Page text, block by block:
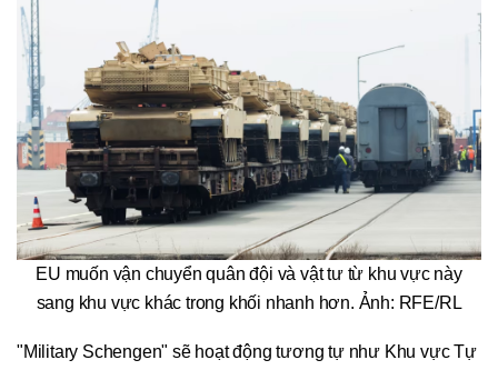
EU muốn vận chuyển quân đội và vật tư từ khu vực này
sang khu vực khác trong khối nhanh hơn. Ảnh: RFE/RL
"Military Schengen" sẽ hoạt động tương tự như Khu vực Tự